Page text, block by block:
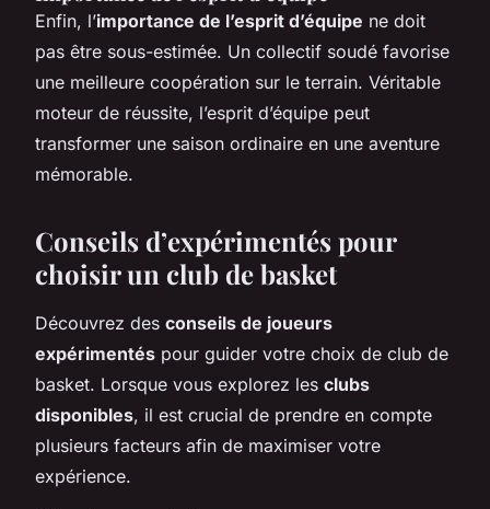
Enfin, l’importance de l’esprit d’équipe ne doit
pas être sous-estimée. Un collectif soudé favorise
une meilleure coopération sur le terrain. Véritable
moteur de réussite, l’esprit d’équipe peut
transformer une saison ordinaire en une aventure
mémorable.
Conseils d’expérimentés pour
choisir un club de basket
Découvrez des conseils de joueurs
expérimentés pour guider votre choix de club de
basket. Lorsque vous explorez les clubs
disponibles, il est crucial de prendre en compte
plusieurs facteurs afin de maximiser votre
expérience.